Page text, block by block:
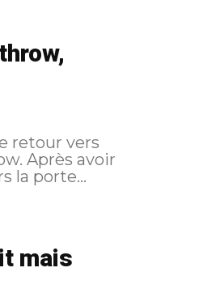
retour vers
la porte...
mais